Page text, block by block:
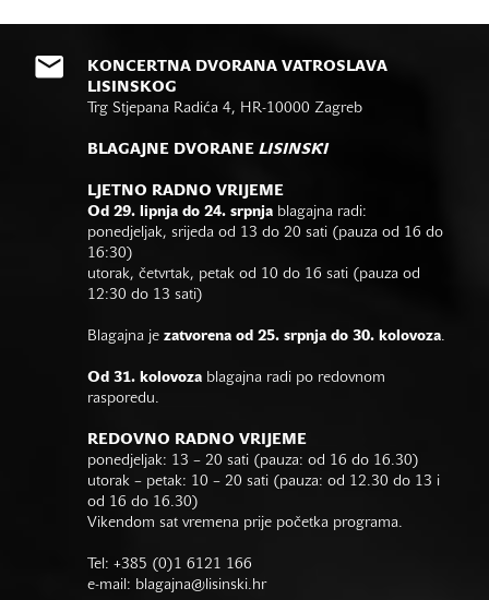
KONCERTNA DVORANA VATROSLAVA
LISINSKOG
Trg Stjepana Radića 4, HR-10000 Zagreb
BLAGAJNE DVORANE LISINSKI
LJETNO RADNO VRIJEME
Od 29. lipnja do 24. srpnja blagajna radi:
ponedjeljak, srijeda od 13 do 20 sati (pauza od 16 do
16:30)
utorak, četvrtak, petak od 10 do 16 sati (pauza od
12:30 do 13 sati)
Blagajna je zatvorena od 25. srpnja do 30. kolovoza.
Od 31. kolovoza blagajna radi po redovnom
rasporedu.
REDOVNO RADNO VRIJEME
ponedjeljak: 13 – 20 sati (pauza: od 16 do 16.30)
utorak – petak: 10 – 20 sati (pauza: od 12.30 do 13 i
od 16 do 16.30)
Vikendom sat vremena prije početka programa.
Tel: +385 (0)1 6121 166
e-mail: blagajna@lisinski.hr